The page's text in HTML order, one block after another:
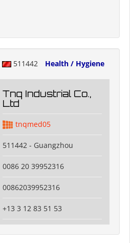
511442 Health / Hygiene
Tnq Industrial Co.,
Ltd
tnqmed05
511442 - Guangzhou
0086 20 39952316
00862039952316
+13 3 12 83 51 53